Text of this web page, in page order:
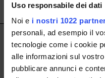
Uso responsabile dei dati
Noi e i nostri 1022
personali, ad esempio il
tecnologie come i cookie
alle informazioni sul
pubblicare annunci e
+393291008001
IL
IL